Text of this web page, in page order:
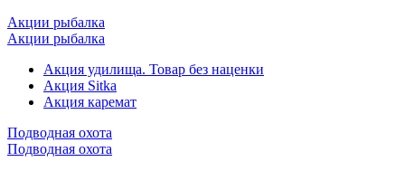
Акции рыбалка
Акции рыбалка
Акция удилища. Товар без наценки
Акция Sitka
Акция каремат
Подводная охота
Подводная охота